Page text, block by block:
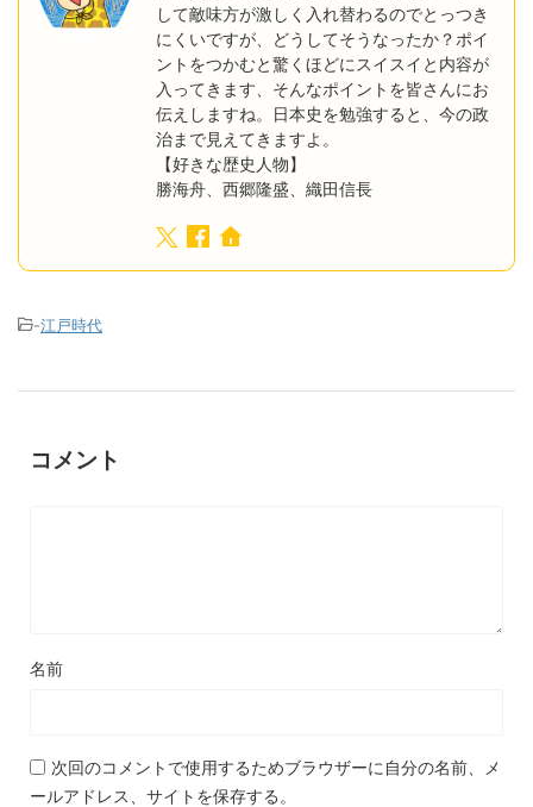
して敵味方が激しく入れ替わるのでとっつき
にくいですが、どうしてそうなったか？ポイ
ントをつかむと驚くほどにスイスイと内容が
入ってきます、そんなポイントを皆さんにお
伝えしますね。日本史を勉強すると、今の政
治まで見えてきますよ。
【好きな歴史人物】
勝海舟、西郷隆盛、織田信長
-江戸時代
コメント
名前
次回のコメントで使用するためブラウザーに自分の名前、メ
ールアドレス、サイトを保存する。